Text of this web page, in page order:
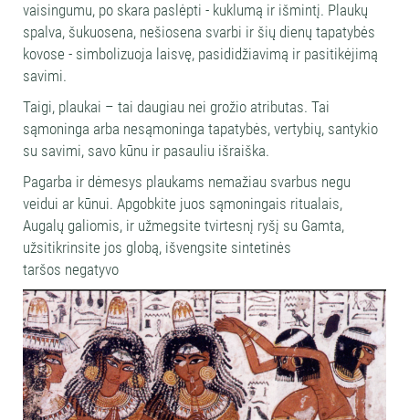
vaisingumu, po skara paslėpti - kuklumą ir išmintį. Plaukų
spalva, šukuosena, nešiosena svarbi ir šių dienų tapatybės
kovose - simbolizuoja laisvę, pasididžiavimą ir pasitikėjimą
savimi.
Taigi, plaukai – tai daugiau nei grožio atributas. Tai
sąmoninga arba nesąmoninga tapatybės, vertybių, santykio
su savimi, savo kūnu ir pasauliu išraiška.
Pagarba ir dėmesys plaukams nemažiau svarbus negu
veidui ar kūnui. Apgobkite juos sąmoningais ritualais,
Augalų galiomis, ir užmegsite tvirtesnį ryšį su Gamta,
užsitikrinsite jos globą, išvengsite sintetinės
taršos negatyvo